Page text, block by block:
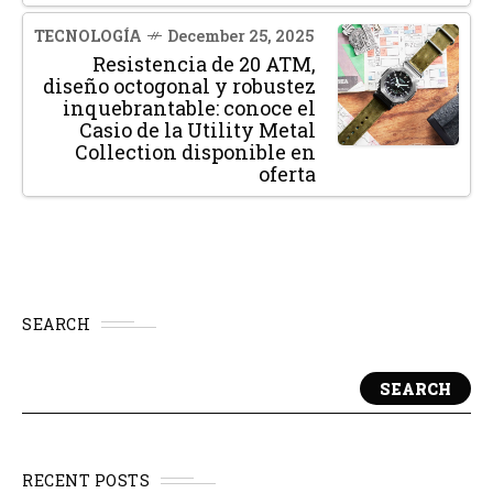
TECNOLOGÍA December 25, 2025
Resistencia de 20 ATM,
diseño octogonal y robustez
inquebrantable: conoce el
Casio de la Utility Metal
Collection disponible en
oferta
SEARCH
SEARCH
RECENT POSTS